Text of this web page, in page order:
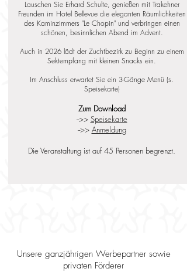
Lauschen Sie Erhard Schulte, genießen mit Trakehner
Freunden im Hotel Bellevue die eleganten Räumlichkeiten
des Kaminzimmers "Le Chopin" und verbringen einen
schönen, besinnlichen Abend im Advent.
Auch in 2026 lädt der Zuchtbezirk zu Beginn zu einem
Sektempfang mit kleinen Snacks ein.
Im Anschluss erwartet Sie ein 3-Gänge Menü (s.
Speisekarte)
Zum Download
-->> Speisekarte
-->> Anmeldung
Die Veranstaltung ist auf 45 Personen begrenzt.
Unsere ganzjährigen Werbepartner sowie
privaten Förderer